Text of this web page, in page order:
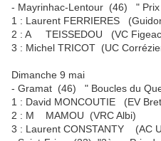
- Mayrinhac-Lentour (46) " Prix
1 : Laurent FERRIERES
2 : A TEISSEDOU (VC
3 : Michel TRICOT (UC
Dimanche 9 mai
- Gramat (46) " Boucles du
1 : David MONCOUTIE (EV
2 : M MAMOU (VRC Albi)
3 : Laurent CONSTANTY (AC